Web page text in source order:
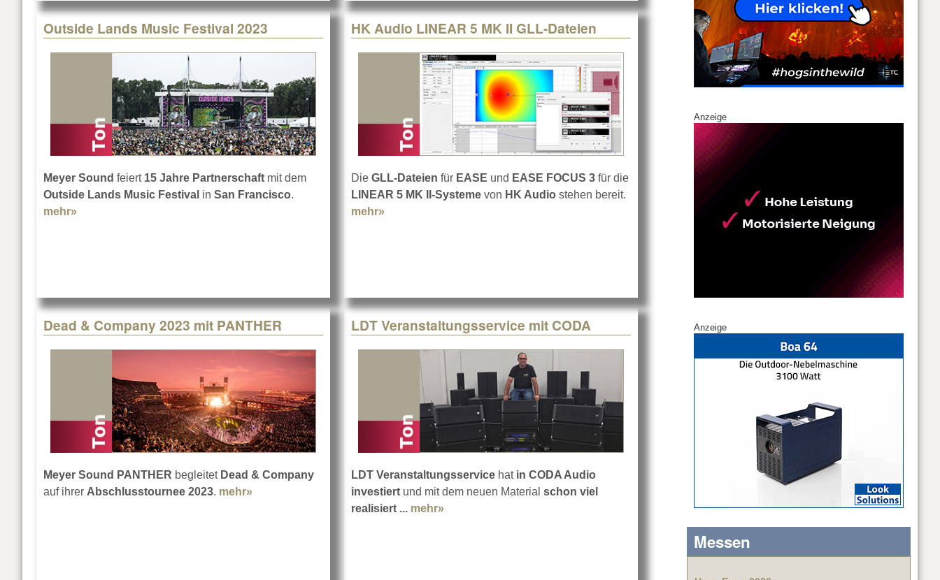
Outside Lands Music Festival 2023
Meyer Sound feiert 15 Jahre Partnerschaft mit dem
Outside Lands Music Festival in San Francisco.
mehr»
HK Audio LINEAR 5 MK II GLL-Dateien
Die GLL-Dateien für EASE und EASE FOCUS 3 für die
LINEAR 5 MK II-Systeme von HK Audio stehen bereit.
mehr»
Dead & Company 2023 mit PANTHER
Meyer Sound PANTHER begleitet Dead & Company
auf ihrer Abschlusstournee 2023. mehr» about Dead & Company 2023 mit PANTHER
LDT Veranstaltungsservice mit CODA
LDT Veranstaltungsservice hat in CODA Audio
investiert und mit dem neuen Material schon viel
realisiert ... mehr»
Anzeige
Anzeige
Messen